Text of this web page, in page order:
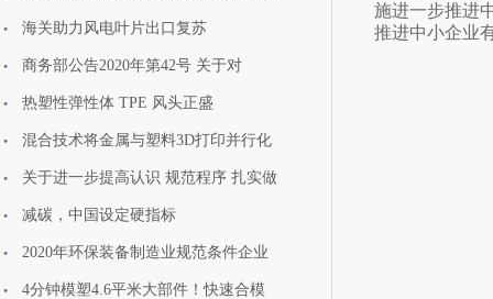
施进一步推进
推进中小企业
中国玻璃纤维工业协
海关助力风电叶片出口复苏
商务部公告2020年第42号 关于对
热塑性弹性体 TPE 风头正盛
混合技术将金属与塑料3D打印并行化
关于进一步提高认识 规范程序 扎实做
减碳，中国设定硬指标
2020年环保装备制造业规范条件企业
4分钟模塑4.6平米大部件！快速合模